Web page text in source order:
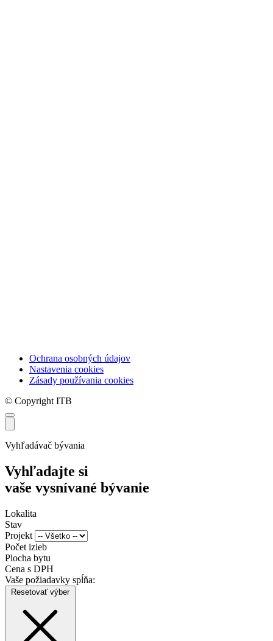
Ochrana osobných údajov
Nastavenia cookies
Zásady používania cookies
© Copyright ITB
Vyhľadávač bývania
Vyhľadajte si
vaše vysnívané bývanie
Lokalita
Stav
Projekt
Počet izieb
Plocha bytu
Cena s DPH
Vaše požiadavky spĺňa:
Resetovať výber